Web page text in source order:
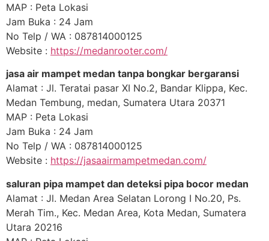
MAP : Peta Lokasi
Jam Buka : 24 Jam
No Telp / WA : 087814000125
Website : https://medanrooter.com/
jasa air mampet medan tanpa bongkar bergaransi
Alamat : Jl. Teratai pasar XI No.2, Bandar Klippa, Kec.
Medan Tembung, medan, Sumatera Utara 20371
MAP : Peta Lokasi
Jam Buka : 24 Jam
No Telp / WA : 087814000125
Website : https://jasaairmampetmedan.com/
saluran pipa mampet dan deteksi pipa bocor medan
Alamat : Jl. Medan Area Selatan Lorong I No.20, Ps.
Merah Tim., Kec. Medan Area, Kota Medan, Sumatera
Utara 20216